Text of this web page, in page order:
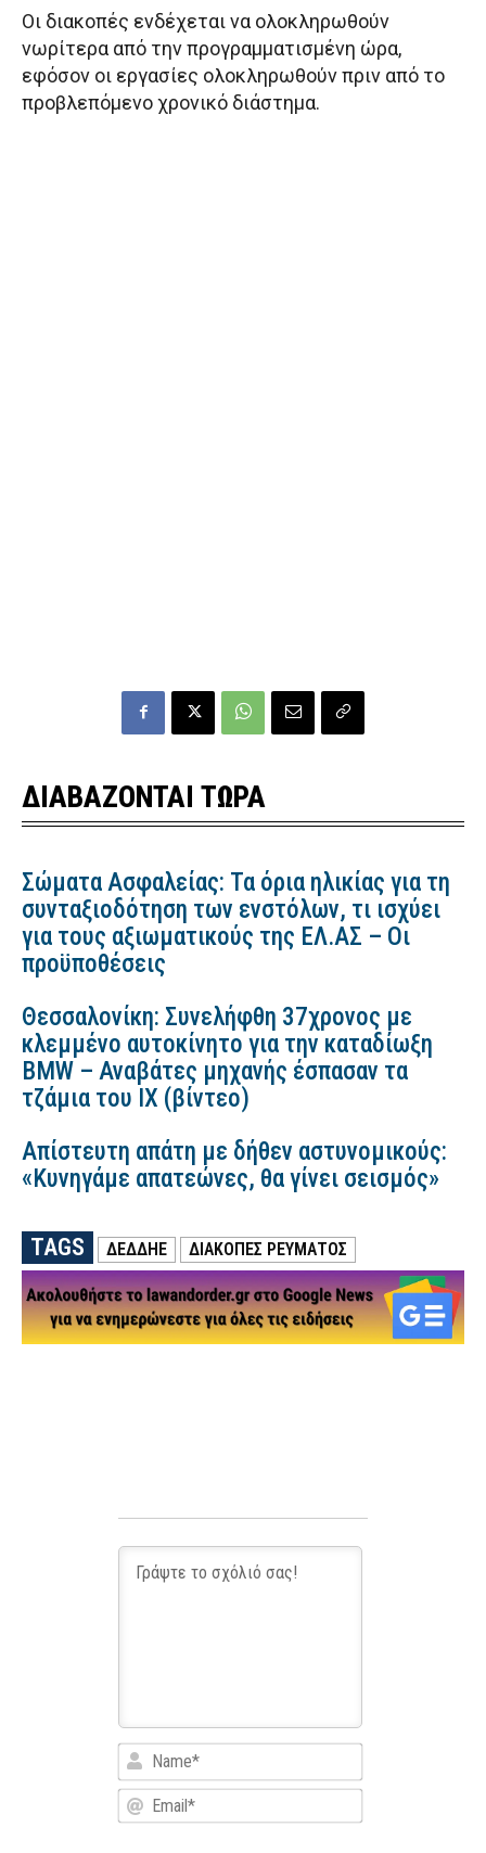
Οι διακοπές ενδέχεται να ολοκληρωθούν
νωρίτερα από την προγραμματισμένη ώρα,
εφόσον οι εργασίες ολοκληρωθούν πριν από το
προβλεπόμενο χρονικό διάστημα.
ΔΙΑΒΑΖΟΝΤΑΙ ΤΩΡΑ
Σώματα Ασφαλείας: Τα όρια ηλικίας για τη
συνταξιοδότηση των ενστόλων, τι ισχύει
για τους αξιωματικούς της ΕΛ.ΑΣ – Οι
προϋποθέσεις
Θεσσαλονίκη: Συνελήφθη 37χρονος με
κλεμμένο αυτοκίνητο για την καταδίωξη
BMW – Αναβάτες μηχανής έσπασαν τα
τζάμια του ΙΧ (βίντεο)
Απίστευτη απάτη με δήθεν αστυνομικούς:
«Κυνηγάμε απατεώνες, θα γίνει σεισμός»
TAGS ΔΕΔΔΗΕ ΔΙΑΚΟΠΕΣ ΡΕΥΜΑΤΟΣ
Name*
Email*